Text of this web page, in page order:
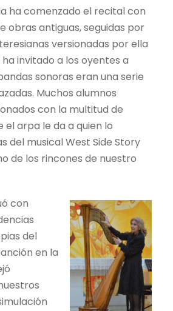
ha comenzado el recital con
obras antiguas, seguidas por
versionadas por ella
invitado a los oyentes a
sonoras eran una serie
Muchos alumnos
con la multitud de
el arpa le da a quien lo
del musical West Side Story
de los rincones de nuestro
con
del
en la